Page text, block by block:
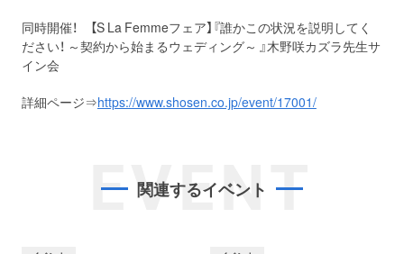
同時開催！ 【S La Femmeフェア】『誰かこの状況を説明してく
ださい！ ～契約から始まるウェディング～ 』木野咲カズラ先生サ
イン会
詳細ページ⇒https://www.shosen.co.jp/event/17001/
EVENT
関連するイベント